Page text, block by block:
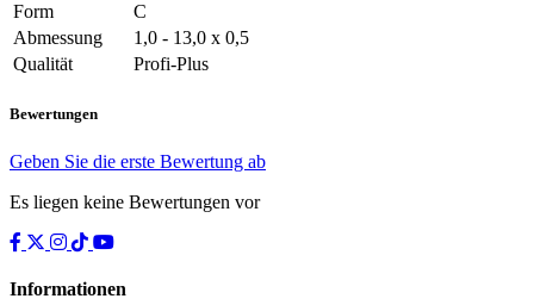
Form
C
Abmessung
1,0 - 13,0 x 0,5
Qualität
Profi-Plus
Bewertungen
Geben Sie die erste Bewertung ab
Es liegen keine Bewertungen vor
Informationen